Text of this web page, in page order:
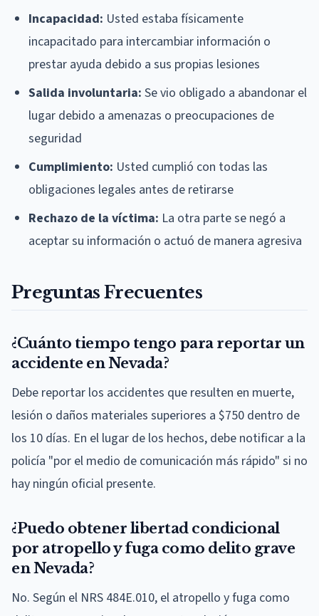
Incapacidad: Usted estaba físicamente
incapacitado para intercambiar información o
prestar ayuda debido a sus propias lesiones
Salida involuntaria: Se vio obligado a abandonar el
lugar debido a amenazas o preocupaciones de
seguridad
Cumplimiento: Usted cumplió con todas las
obligaciones legales antes de retirarse
Rechazo de la víctima: La otra parte se negó a
aceptar su información o actuó de manera agresiva
Preguntas Frecuentes
¿Cuánto tiempo tengo para reportar un
accidente en Nevada?
Debe reportar los accidentes que resulten en muerte,
lesión o daños materiales superiores a $750 dentro de
los 10 días. En el lugar de los hechos, debe notificar a la
policía "por el medio de comunicación más rápido" si no
hay ningún oficial presente.
¿Puedo obtener libertad condicional
por atropello y fuga como delito grave
en Nevada?
No. Según el NRS 484E.010, el atropello y fuga como